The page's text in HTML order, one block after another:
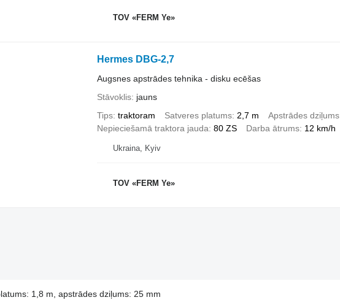
TOV «FERM Ye»
Hermes DBG-2,7
Augsnes apstrādes tehnika - disku ecēšas
Stāvoklis jauns
Tips traktoram Satveres platums 2,7 m Apstrādes dziļums
Nepieciešamā traktora jauda 80 ZS Darba ātrums 12 km/h
Ukraina, Kyiv
TOV «FERM Ye»
1,8 m, apstrādes dziļums: 25 mm